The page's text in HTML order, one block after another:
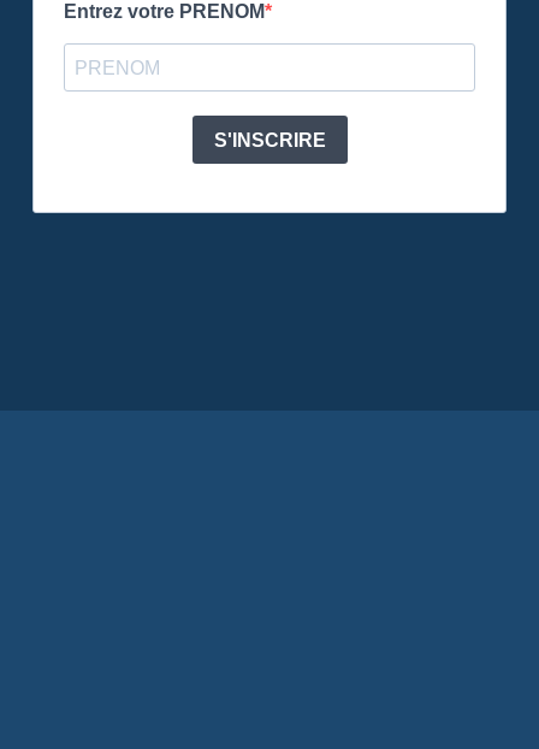
Entrez votre PRENOM
S'INSCRIRE